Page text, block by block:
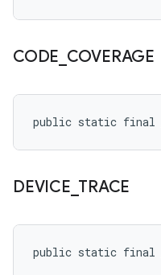
CODE COVERAGE
public static final
DEVICE TRACE
public static final